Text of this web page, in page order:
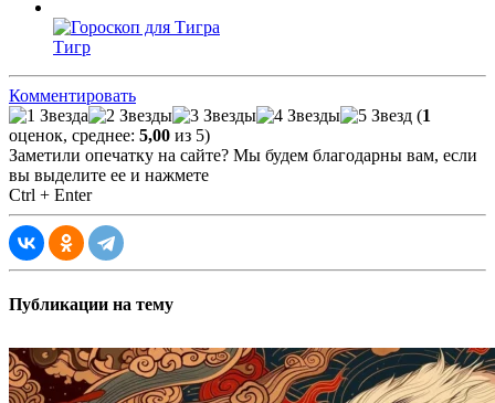
Тигр
Комментировать
(1
оценок, среднее: 5,00 из 5)
Заметили опечатку на сайте? Мы будем благодарны вам, если
вы выделите ее и нажмете
Ctrl + Enter
Публикации на тему